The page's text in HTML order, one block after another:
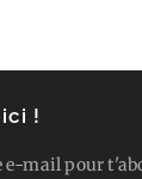
!
e-mail pour